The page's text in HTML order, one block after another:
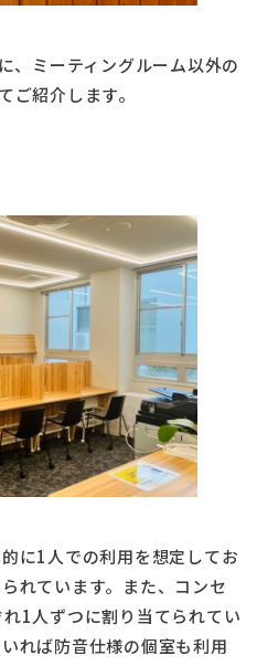
、ミーティングルーム以外の
ご紹介します。
に1人での利用を想定してお
れています。また、コンセ
1人ずつに割り当てられてい
れば防音仕様の個室も利用